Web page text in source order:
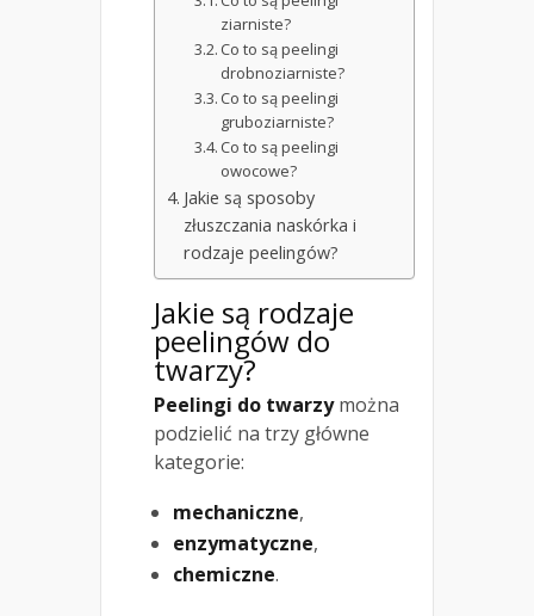
ziarniste?
Co to są peelingi
drobnoziarniste?
Co to są peelingi
gruboziarniste?
Co to są peelingi
owocowe?
Jakie są sposoby
złuszczania naskórka i
rodzaje peelingów?
Jakie są rodzaje
peelingów do
twarzy?
Peelingi do twarzymożna
podzielić na trzy główne
kategorie:
mechaniczne,
enzymatyczne,
chemiczne.